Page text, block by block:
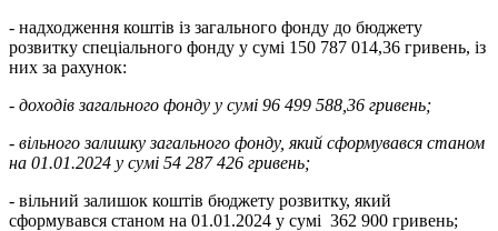
- надходження коштів із загального фонду до бюджету
розвитку спеціального фонду у сумі 150 787 014,36 гривень, із
них за рахунок:
- доходів загального фонду у сумі 96 499 588,36 гривень;
- вільного залишку загального фонду, який сформувався станом
на 01.01.2024 у сумі 54 287 426 гривень;
- вільний залишок коштів бюджету розвитку, який
сформувався станом на 01.01.2024 у сумі 362 900 гривень;